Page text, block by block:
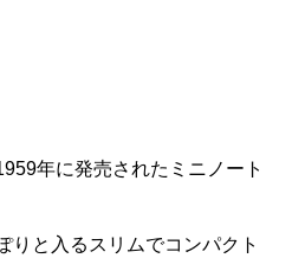
年に発売されたミニノート
りと入るスリムでコンパクト